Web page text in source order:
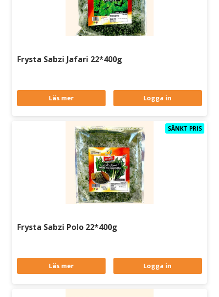
Frysta Sabzi Jafari 22*400g
Läs mer Logga in
SÄNKT PRIS
Frysta Sabzi Polo 22*400g
Läs mer Logga in